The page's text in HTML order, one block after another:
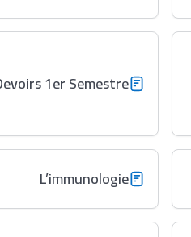
1er Semestre
L’immunologie